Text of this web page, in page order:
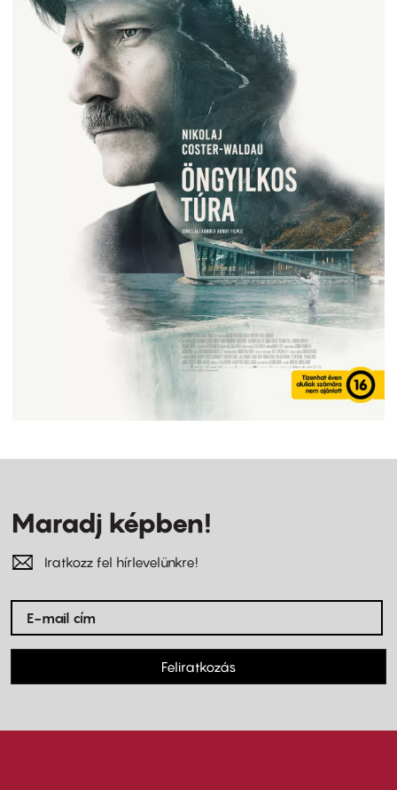
Maradj képben!
Iratkozz fel hírlevelünkre!
Feliratkozás